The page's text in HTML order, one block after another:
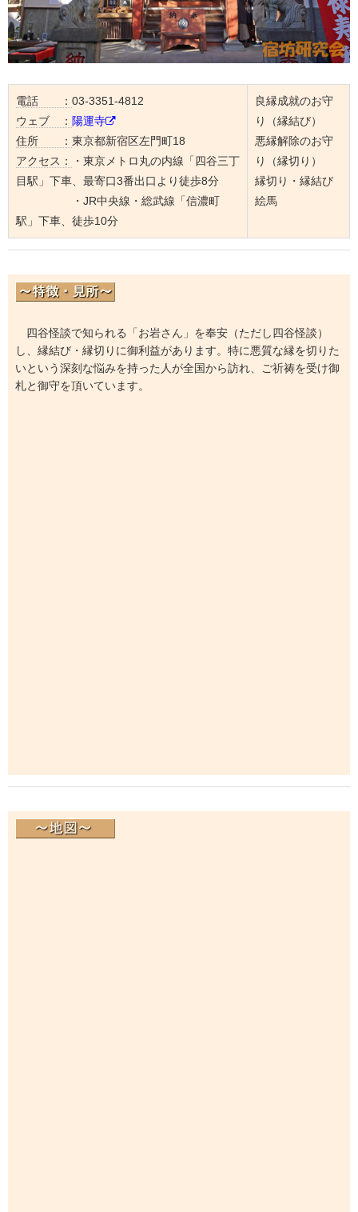
電話 ： 03-3351-4812
ウェブ ： 陽運寺
住所 ： 東京都新宿区左門町18
アクセス：
・東京メトロ丸の内線「四谷三丁
目駅」下車、最寄口3番出口より徒歩8分
・JR中央線・総武線「信濃町
駅」下車、徒歩10分
良縁成就のお守
り（縁結び）
悪縁解除のお守
り（縁切り）
縁切り・縁結び
絵馬
四谷怪談で知られる「お岩さん」を奉安（ただし四谷怪談）
し、縁結び・縁切りに御利益があります。特に悪質な縁を切りた
いという深刻な悩みを持った人が全国から訪れ、ご祈祷を受け御
札と御守を頂いています。